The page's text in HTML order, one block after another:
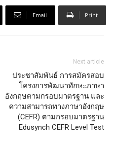
Email Print
Next article
ประชาสัมพันธ์ การสมัครสอบ
โครงการพัฒนาทักษะภาษา
อังกฤษตามกรอบมาตรฐาน และ
ความสามารถทางภาษาอังกฤษ
(CEFR) ตามกรอบมาตรฐาน
Edusynch CEFR Level Test